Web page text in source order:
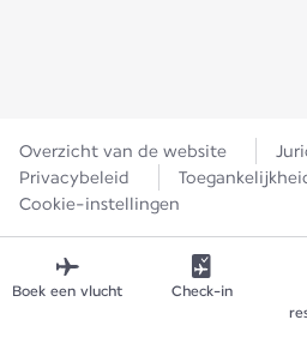
Overzicht van de website
Privacybeleid
Cookie-instellingen
Boek een vlucht Check-in